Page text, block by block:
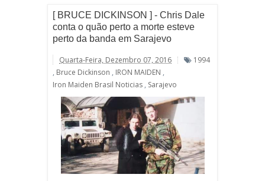
[ BRUCE DICKINSON ] - Chris Dale
conta o quão perto a morte esteve
perto da banda em Sarajevo
Quarta-Feira, Dezembro 07, 2016
1994
, Bruce Dickinson , IRON MAIDEN ,
Iron Maiden Brasil Noticias , Sarajevo